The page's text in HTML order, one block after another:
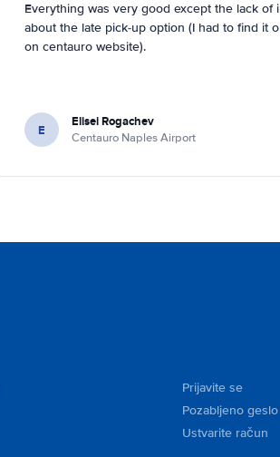
Everything was very good except the lack of
about the late pick-up option (I had to find it
on centauro website).
E Elisei Rogachev
Centauro Naples Airport
Prijavite se
Pozabljeno geslo
Ustvarite račun